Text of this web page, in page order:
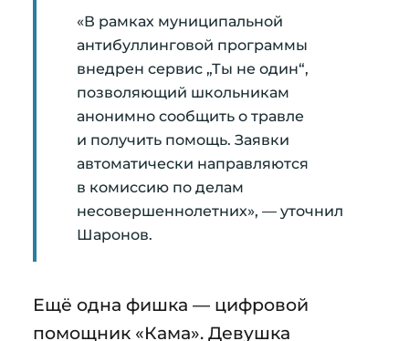
«В рамках муниципальной
антибуллинговой программы
внедрен сервис „Ты не один“,
позволяющий школьникам
анонимно сообщить о травле
и получить помощь. Заявки
автоматически направляются
в комиссию по делам
несовершеннолетних», — уточнил
Шаронов.
Ещё одна фишка — цифровой
помощник «Кама». Девушка